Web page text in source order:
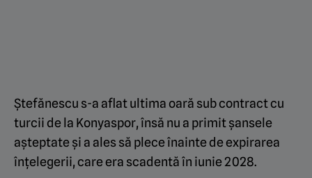
Ștefănescu s-a aflat ultima oară sub contract cu
turcii de la Konyaspor, însă nu a primit șansele
așteptate și a ales să plece înainte de expirarea
înțelegerii, care era scadentă în iunie 2028.